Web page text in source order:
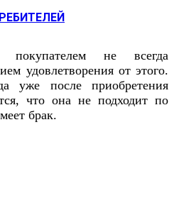
покупателем не всегда
удовлетворения от этого.
уже после приобретения
что она не подходит по
брак.